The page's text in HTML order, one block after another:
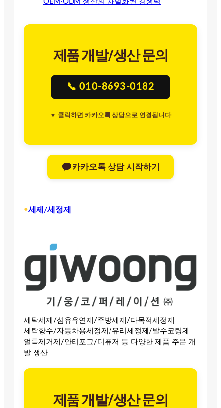
OEM·ODM 생산의 차별화된 경쟁력
제품 개발/생산 문의
📞 010-8693-0182
▼ 클릭하면 카카오톡 상담으로 연결됩니다
카카오톡 상담 시작하기
•세제/세정제
세탁세제/섬유유연제/주방세제/다목적세정제
세탁향수/자동차용세정제/유리세정제/발수코팅제
얼룩제거제/안티포그/디퓨저 등 다양한 제품 주문 개
발 생산
제품 개발/생산 문의